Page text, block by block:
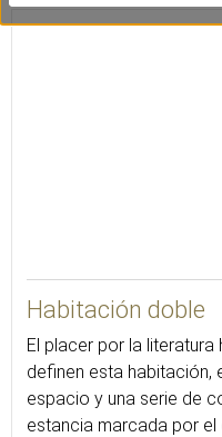
Habitación doble
El placer por la
definen esta habitación,
espacio y una serie de
estancia marcada por el